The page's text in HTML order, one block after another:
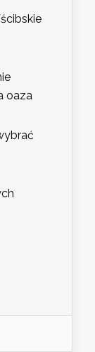
oaza